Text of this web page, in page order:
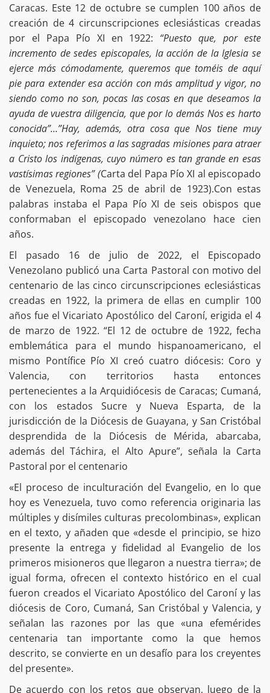
Caracas. Este 12 de octubre se cumplen 100 años de
creación de 4 circunscripciones eclesiásticas creadas
por el Papa Pío XI en 1922: “Puesto que, por este
incremento de sedes episcopales, la acción de la Iglesia se
ejerce más cómodamente, queremos que toméis de aquí
pie para extender esa acción con más amplitud y vigor, no
siendo como no son, pocas las cosas en que deseamos la
ayuda de vuestra diligencia, que por lo demás Nos es harto
conocida”…”Hay, además, otra cosa que Nos tiene muy
inquieto; nos referimos a las sagradas misiones para atraer
a Cristo los indígenas, cuyo número es tan grande en esas
vastísimas regiones” (Carta del Papa Pío XI al episcopado
de Venezuela, Roma 25 de abril de 1923).Con estas
palabras instaba el Papa Pío XI de seis obispos que
conformaban el episcopado venezolano hace cien
años.
El pasado 16 de julio de 2022, el Episcopado
Venezolano publicó una Carta Pastoral con motivo del
centenario de las cinco circunscripciones eclesiásticas
creadas en 1922, la primera de ellas en cumplir 100
años fue el Vicariato Apostólico del Caroní, erigida el 4
de marzo de 1922. “El 12 de octubre de 1922, fecha
emblemática para el mundo hispanoamericano, el
mismo Pontífice Pío XI creó cuatro diócesis: Coro y
Valencia, con territorios hasta entonces
pertenecientes a la Arquidiócesis de Caracas; Cumaná,
con los estados Sucre y Nueva Esparta, de la
jurisdicción de la Diócesis de Guayana, y San Cristóbal
desprendida de la Diócesis de Mérida, abarcaba,
además del Táchira, el Alto Apure”, señala la Carta
Pastoral por el centenario
«El proceso de inculturación del Evangelio, en lo que
hoy es Venezuela, tuvo como referencia originaria las
múltiples y disímiles culturas precolombinas», explican
en el texto, y añaden que «desde el principio, se hizo
presente la entrega y fidelidad al Evangelio de los
primeros misioneros que llegaron a nuestra tierra»; de
igual forma, ofrecen el contexto histórico en el cual
fueron creados el Vicariato Apostólico del Caroní y las
diócesis de Coro, Cumaná, San Cristóbal y Valencia, y
señalan las razones por las que «una efemérides
centenaria tan importante como la que hemos
descrito, se convierte en un desafío para los creyentes
del presente».
De acuerdo con los retos que observan, luego de la